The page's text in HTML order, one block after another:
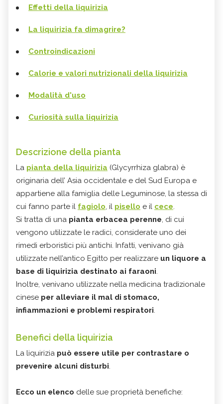
Effetti della liquirizia
La liquirizia fa dimagrire?
Controindicazioni
Calorie e valori nutrizionali della liquirizia
Modalità d'uso
Curiosità sulla liquirizia
Descrizione della pianta
La pianta della liquirizia (Glycyrrhiza glabra) è
originaria dell’ Asia occidentale e del Sud Europa e
appartiene alla famiglia delle Leguminose, la stessa di
cui fanno parte il fagiolo , il pisello e il cece
Si tratta di una pianta erbacea perenne , di cui
vengono utilizzate le radici, considerate uno dei
rimedi erboristici più antichi. Infatti, venivano già
utilizzate nell’antico Egitto per realizzare un liquore a
base di liquirizia destinato ai faraoni
Inoltre, venivano utilizzate nella medicina tradizionale
cinese per alleviare il mal di stomaco,
infiammazioni e problemi respiratori
Benefici della liquirizia
La liquirizia può essere utile per contrastare o
prevenire alcuni disturbi
Ecco un elenco delle sue proprietà benefiche: